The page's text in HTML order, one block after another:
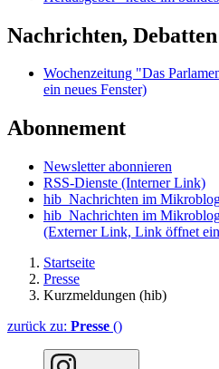
Nachrichten,
Wochenzeitung "Das
ein neues Fenster)
Abonnement
Newsletter abonnieren
RSS-Dienste (Interner Link)
hib_Nachrichten im
hib_Nachrichten im
(Externer Link, Link öffnet ein
Startseite
Presse
Kurzmeldungen (hib)
zurück zu: Presse ()